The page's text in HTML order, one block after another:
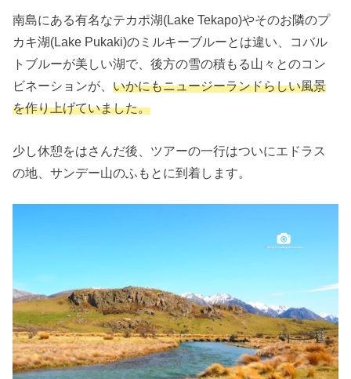
南島にある有名なテカポ湖(Lake Tekapo)やそのお隣のプ
カキ湖(Lake Pukaki)のミルキーブルーとは違い、コバル
トブルーが美しい湖で、後方の雪の積もる山々とのコン
ビネーションが、いかにもニュージーランドらしい風景
を作り上げていました。
少し休憩をはさんだ後、ツアーの一行はついにエドラス
の地、サンデー山のふもとに到着します。